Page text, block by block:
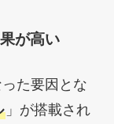
が高い
た要因とな
」が搭載され